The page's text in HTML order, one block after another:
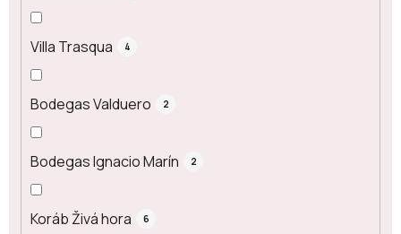
Villa Trasqua 4
Bodegas Valduero 2
Bodegas Ignacio Marín 2
Koráb Živá hora 6